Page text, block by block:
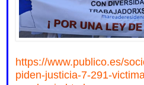
https://www.publico.es/
piden-justicia-7-291-